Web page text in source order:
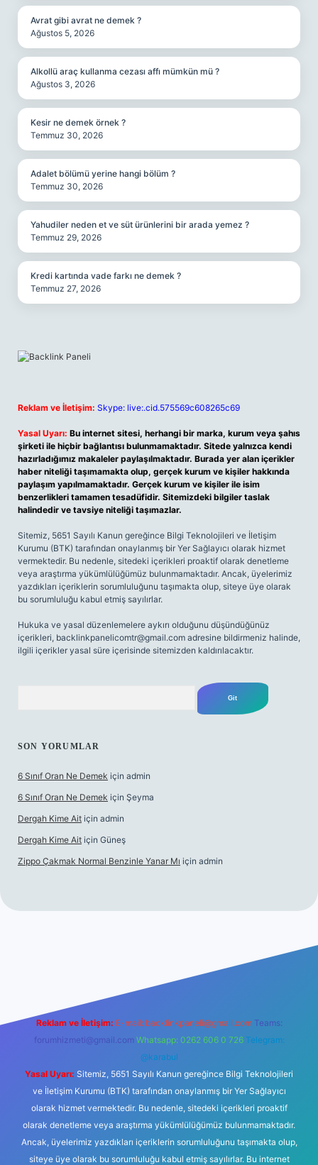
Avrat gibi avrat ne demek ?
Ağustos 5, 2026
Alkollü araç kullanma cezası affı mümkün mü ?
Ağustos 3, 2026
Kesir ne demek örnek ?
Temmuz 30, 2026
Adalet bölümü yerine hangi bölüm ?
Temmuz 30, 2026
Yahudiler neden et ve süt ürünlerini bir arada yemez ?
Temmuz 29, 2026
Kredi kartında vade farkı ne demek ?
Temmuz 27, 2026
Reklam ve İletişim: Skype: live:.cid.575569c608265c69
Yasal Uyarı: Bu internet sitesi, herhangi bir marka, kurum veya şahıs
şirketi ile hiçbir bağlantısı bulunmamaktadır. Sitede yalnızca kendi
hazırladığımız makaleler paylaşılmaktadır. Burada yer alan içerikler
haber niteliği taşımamakta olup, gerçek kurum ve kişiler hakkında
paylaşım yapılmamaktadır. Gerçek kurum ve kişiler ile isim
benzerlikleri tamamen tesadüfidir. Sitemizdeki bilgiler taslak
halindedir ve tavsiye niteliği taşımazlar.
Sitemiz, 5651 Sayılı Kanun gereğince Bilgi Teknolojileri ve İletişim
Kurumu (BTK) tarafından onaylanmış bir Yer Sağlayıcı olarak hizmet
vermektedir. Bu nedenle, sitedeki içerikleri proaktif olarak denetleme
veya araştırma yükümlülüğümüz bulunmamaktadır. Ancak, üyelerimiz
yazdıkları içeriklerin sorumluluğunu taşımakta olup, siteye üye olarak
bu sorumluluğu kabul etmiş sayılırlar.
Hukuka ve yasal düzenlemelere aykırı olduğunu düşündüğünüz
içerikleri, backlinkpanelicomtr@gmail.com adresine bildirmeniz halinde,
ilgili içerikler yasal süre içerisinde sitemizden kaldırılacaktır.
SON YORUMLAR
6 Sınıf Oran Ne Demek için admin
6 Sınıf Oran Ne Demek için Şeyma
Dergah Kime Ait için admin
Dergah Kime Ait için Güneş
Zippo Çakmak Normal Benzinle Yanar Mı için admin
Reklam ve İletişim: E-mail: backlinkpaneli@gmail.com Teams:
forumhizmeti@gmail.com Whatsapp: 0262 606 0 726 Telegram:
@karabul
Yasal Uyarı: Sitemiz, 5651 Sayılı Kanun gereğince Bilgi Teknolojileri
ve İletişim Kurumu (BTK) tarafından onaylanmış bir Yer Sağlayıcı
olarak hizmet vermektedir. Bu nedenle, sitedeki içerikleri proaktif
olarak denetleme veya araştırma yükümlülüğümüz bulunmamaktadır.
Ancak, üyelerimiz yazdıkları içeriklerin sorumluluğunu taşımakta olup,
siteye üye olarak bu sorumluluğu kabul etmiş sayılırlar. Bu internet